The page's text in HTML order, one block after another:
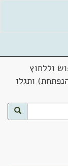
וללחוץ
ותגלו